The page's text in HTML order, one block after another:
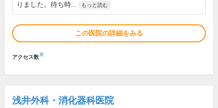
りました。待ち時...
もっと読む
この医院の詳細をみる
アクセス数※
浅井外科・消化器科医院